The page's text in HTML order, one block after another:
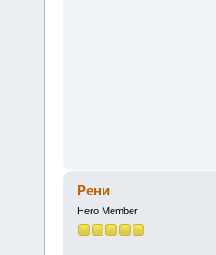
Рени
Hero Member